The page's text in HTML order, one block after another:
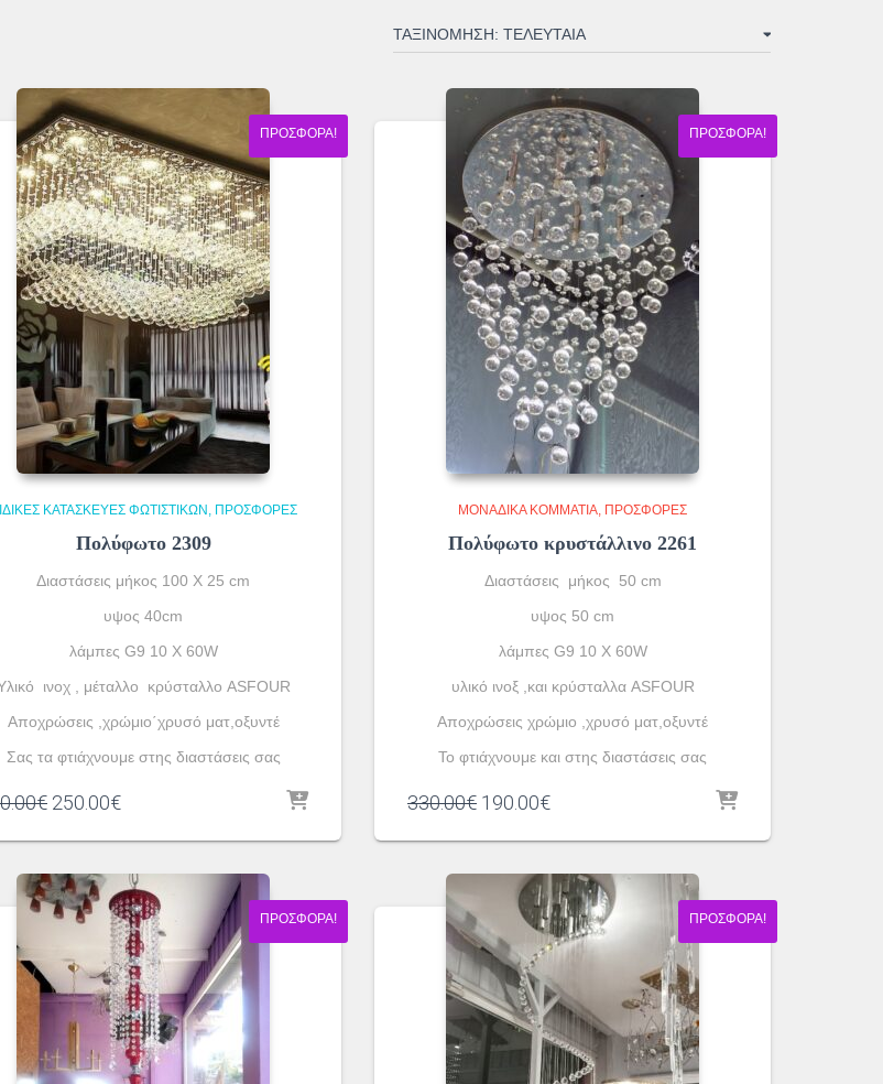
ΠΡΟΣΦΟΡΆ!
ΚΑΤΑΣΚΕΥΈΣ ΦΩΤΙΣΤΙΚΏΝ ΠΡΟΣΦΟΡΕΣ
Πολύφωτο 2309
Διαστάσεις μήκος 100 Χ 25 cm
υψος 40cm
λάμπες G9 10 X 60W
ινοχ , μέταλλο κρύσταλλο ASFOUR
Αποχρώσεις ,χρώμιο΄χρυσό ματ,οξυντέ
Σας τα φτιάχνουμε στης διαστάσεις σας
€ Original
was:
350.00€.
250.00€Η
τιμή
είναι:
250.00€.
ΠΡΟΣΦΟΡΆ!
ΜΟΝΆΔΙΚΑ ΚΟΜΜΆΤΙΑ ΠΡΟΣΦΟΡΕΣ
Πολύφωτο κρυστάλλινο 2261
Διαστάσεις μήκος 50 cm
υψος 50 cm
λάμπες G9 10 X 60W
υλικό ινοξ ,και κρύσταλλα ASFOUR
Aποχρώσεις χρώμιο ,χρυσό ματ,οξυντέ
To φτιάχνουμε και στης διαστάσεις σας
330.00€ Original
was:
330.00€.
190.00€Η
τιμή
είναι:
190.00€.
ΠΡΟΣΦΟΡΆ! ΠΡΟΣΦΟΡΆ!